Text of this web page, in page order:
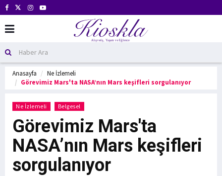
Anasayfa
Ne İzlemeli
Görevimiz Mars'ta NASA’nın Mars keşifleri sorgulanıyor
Ne İzlemeli Belgesel
Görevimiz Mars'ta
NASA’nın Mars keşifleri
sorgulanıyor